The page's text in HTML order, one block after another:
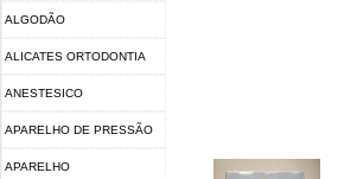
ALGODÃO
ALICATES ORTODONTIA
ANESTESICO
APARELHO DE PRESSÃO
APARELHO